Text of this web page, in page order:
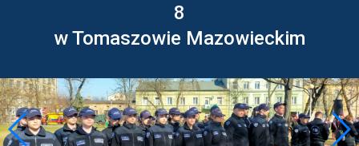
8
w Tomaszowie Mazowieckim